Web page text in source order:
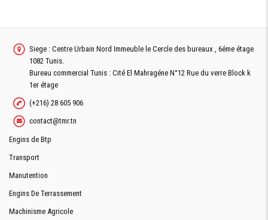
Siege : Centre Urbain Nord Immeuble le Cercle des bureaux , 6éme étage
1082 Tunis.
Bureau commercial Tunis : Cité El Mahragéne N°12 Rue du verre Block k
1er étage
(+216) 28 605 906
contact@tmr.tn
Engins de Btp
Transport
Manutention
Engins De Terrassement
Machinisme Agricole